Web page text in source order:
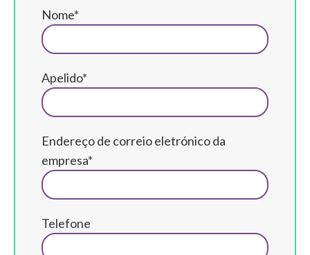
Nome*
Apelido*
Endereço de correio eletrónico da
empresa*
Telefone